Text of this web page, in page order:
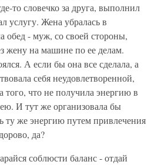
то словечко за друга, выполнил
услугу. Жена убралась в
обед - муж, со своей стороны,
жену на машине по ее делам.
А если бы она все сделала, а
себя неудовлетворенной,
того, что не получила энергию в
И тут же организовала бы
ту же энергию путем привлечения
да?
соблюсти баланс - отдай